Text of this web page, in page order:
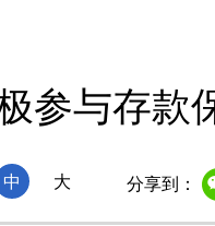
参与存款
中 大 分享到：